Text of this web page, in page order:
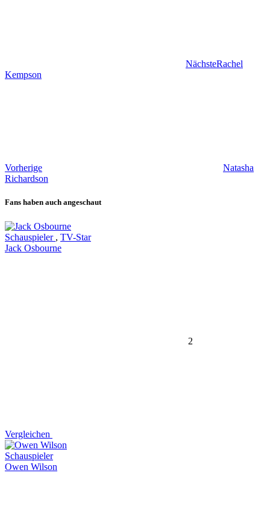
NächsteRachel
Kempson
Vorherige
Natasha
Richardson
Fans haben auch angeschaut
Schauspieler , TV-Star
Jack Osbourne
2
Vergleichen
Schauspieler
Owen Wilson